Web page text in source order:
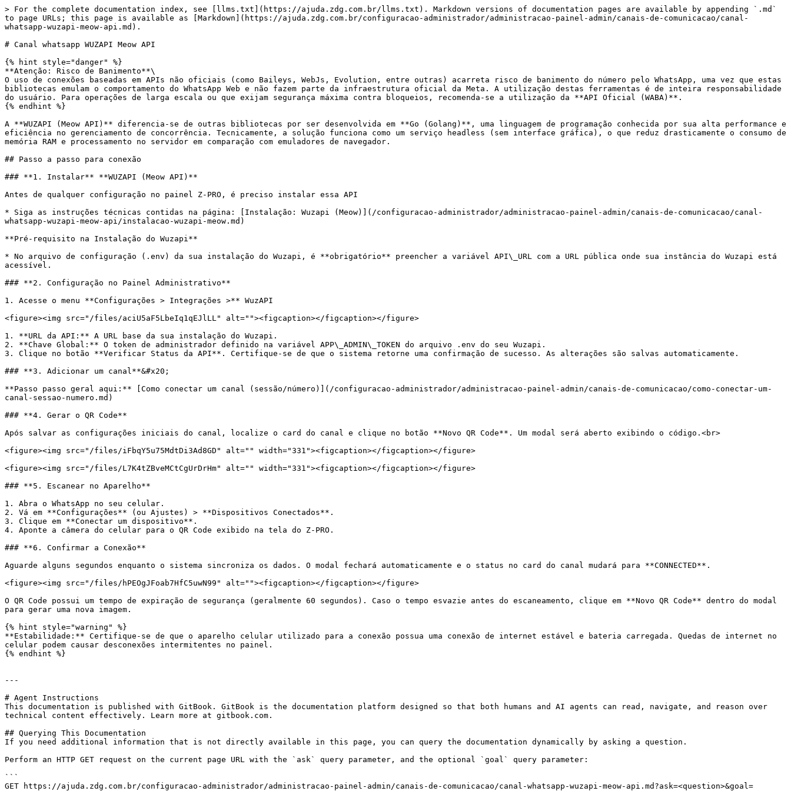
> For the complete documentation index, see [llms.txt](https://ajuda.zdg.com.br/llms.txt). Markdown versions of documentation pages are available by appending `.md`
to page URLs; this page is available as [Markdown](https://ajuda.zdg.com.br/configuracao-administrador/administracao-painel-admin/canais-de-comunicacao/canal-
whatsapp-wuzapi-meow-api.md).
# Canal whatsapp WUZAPI Meow API
{% hint style="danger" %}
**Atenção: Risco de Banimento**\
O uso de conexões baseadas em APIs não oficiais (como Baileys, WebJs, Evolution, entre outras) acarreta risco de banimento do número pelo WhatsApp, uma vez que estas
bibliotecas emulam o comportamento do WhatsApp Web e não fazem parte da infraestrutura oficial da Meta. A utilização destas ferramentas é de inteira responsabilidade
do usuário. Para operações de larga escala ou que exijam segurança máxima contra bloqueios, recomenda-se a utilização da **API Oficial (WABA)**.
{% endhint %}
A **WUZAPI (Meow API)** diferencia-se de outras bibliotecas por ser desenvolvida em **Go (Golang)**, uma linguagem de programação conhecida por sua alta performance e
eficiência no gerenciamento de concorrência. Tecnicamente, a solução funciona como um serviço headless (sem interface gráfica), o que reduz drasticamente o consumo de
memória RAM e processamento no servidor em comparação com emuladores de navegador.
## Passo a passo para conexão
### **1. Instalar** **WUZAPI (Meow API)**
Antes de qualquer configuração no painel Z-PRO, é preciso instalar essa API
* Siga as instruções técnicas contidas na página: [Instalação: Wuzapi (Meow)](/configuracao-administrador/administracao-painel-admin/canais-de-comunicacao/canal-
whatsapp-wuzapi-meow-api/instalacao-wuzapi-meow.md)
**Pré-requisito na Instalação do Wuzapi**
* No arquivo de configuração (.env) da sua instalação do Wuzapi, é **obrigatório** preencher a variável API\_URL com a URL pública onde sua instância do Wuzapi está
acessível.
### **2. Configuração no Painel Administrativo**
1. Acesse o menu **Configurações > Integrações >** WuzAPI
<figure><img src="/files/aciU5aF5LbeIq1qEJlLL" alt=""><figcaption></figcaption></figure>
1. **URL da API:** A URL base da sua instalação do Wuzapi.
2. **Chave Global:** O token de administrador definido na variável APP\_ADMIN\_TOKEN do arquivo .env do seu Wuzapi.
3. Clique no botão **Verificar Status da API**. Certifique-se de que o sistema retorne uma confirmação de sucesso. As alterações são salvas automaticamente.
### **3. Adicionar um canal**&#x20;
**Passo passo geral aqui:** [Como conectar um canal (sessão/número)](/configuracao-administrador/administracao-painel-admin/canais-de-comunicacao/como-conectar-um-
canal-sessao-numero.md)
### **4. Gerar o QR Code**
Após salvar as configurações iniciais do canal, localize o card do canal e clique no botão **Novo QR Code**. Um modal será aberto exibindo o código.<br>
<figure><img src="/files/iFbqY5u75MdtDi3Ad8GD" alt="" width="331"><figcaption></figcaption></figure>
<figure><img src="/files/L7K4tZBveMCtCgUrDrHm" alt="" width="331"><figcaption></figcaption></figure>
### **5. Escanear no Aparelho**
1. Abra o WhatsApp no seu celular.
2. Vá em **Configurações** (ou Ajustes) > **Dispositivos Conectados**.
3. Clique em **Conectar um dispositivo**.
4. Aponte a câmera do celular para o QR Code exibido na tela do Z-PRO.
### **6. Confirmar a Conexão**
Aguarde alguns segundos enquanto o sistema sincroniza os dados. O modal fechará automaticamente e o status no card do canal mudará para **CONNECTED**.
<figure><img src="/files/hPEOgJFoab7HfC5uwN99" alt=""><figcaption></figcaption></figure>
O QR Code possui um tempo de expiração de segurança (geralmente 60 segundos). Caso o tempo esvazie antes do escaneamento, clique em **Novo QR Code** dentro do modal
para gerar uma nova imagem.
{% hint style="warning" %}
**Estabilidade:** Certifique-se de que o aparelho celular utilizado para a conexão possua uma conexão de internet estável e bateria carregada. Quedas de internet no
celular podem causar desconexões intermitentes no painel.
{% endhint %}
---
# Agent Instructions
This documentation is published with GitBook. GitBook is the documentation platform designed so that both humans and AI agents can read, navigate, and reason over
technical content effectively. Learn more at gitbook.com.
## Querying This Documentation
If you need additional information that is not directly available in this page, you can query the documentation dynamically by asking a question.
Perform an HTTP GET request on the current page URL with the `ask` query parameter, and the optional `goal` query parameter:
```
GET https://ajuda.zdg.com.br/configuracao-administrador/administracao-painel-admin/canais-de-comunicacao/canal-whatsapp-wuzapi-meow-api.md?ask=<question>&goal=